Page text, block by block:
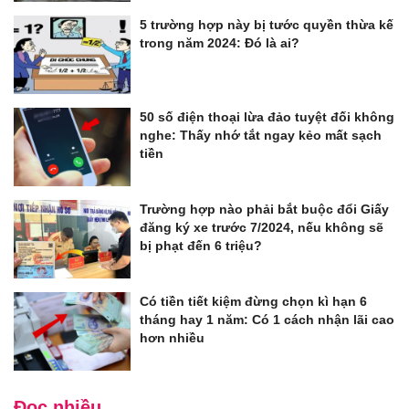
5 trường hợp này bị tước quyền thừa kế
trong năm 2024: Đó là ai?
50 số điện thoại lừa đảo tuyệt đối không
nghe: Thấy nhớ tắt ngay kẻo mất sạch
tiền
Trường hợp nào phải bắt buộc đổi Giấy
đăng ký xe trước 7/2024, nếu không sẽ
bị phạt đến 6 triệu?
Có tiền tiết kiệm đừng chọn kì hạn 6
tháng hay 1 năm: Có 1 cách nhận lãi cao
hơn nhiều